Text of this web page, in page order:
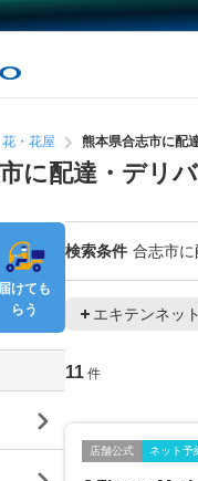
花・花屋 熊本県合志市に配
市に配達・デリ
検索条件 合志市
エキテンネッ
11 件
店舗公式 ネット予
届けても
らう